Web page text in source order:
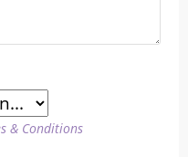
& Conditions